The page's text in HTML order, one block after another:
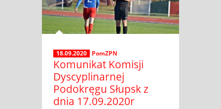
18.09.2020 PomZPN
Komunikat Komisji
Dyscyplinarnej
Podokręgu Słupsk z
dnia 17.09.2020r